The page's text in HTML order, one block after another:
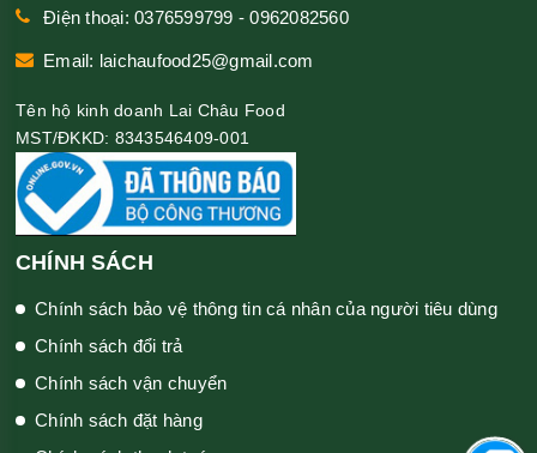
Điện thoại: 0376599799 - 0962082560
Email: laichaufood25@gmail.com
Tên hộ kinh doanh Lai Châu Food
MST/ĐKKD: 8343546409-001
CHÍNH SÁCH
Chính sách bảo vệ thông tin cá nhân của người tiêu dùng
Chính sách đổi trả
Chính sách vận chuyển
Chính sách đặt hàng